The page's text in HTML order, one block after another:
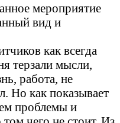
мероприятие
вид и
как всегда
терзали мысли,
работа, не
Но как показывает
проблемы и